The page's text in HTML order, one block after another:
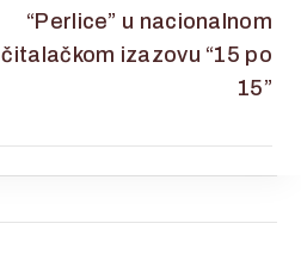
“Perlice” u nacionalnom
čitalačkom izazovu “15 po
15”